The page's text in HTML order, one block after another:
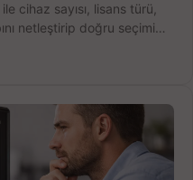
cihaz sayısı, lisans türü,
netleştirip doğru seçimi